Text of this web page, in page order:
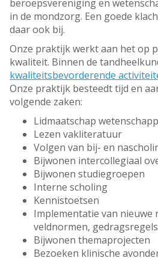
beroepsvereniging en
in de mondzorg. Een goede
daar ook bij.
Onze praktijk werkt aan het op
kwaliteit. Binnen de
kwaliteitsbevorderende
Onze praktijk besteedt tijd en
volgende zaken:
Lidmaatschap
Lezen vakliteratuur
Volgen van bij- en
Bijwonen intercollegiaal
Bijwonen studiegroepen
Interne scholing
Kennistoetsen
Implementatie van nieuwe
veldnormen,
Bijwonen themaprojecten
Bezoeken klinische